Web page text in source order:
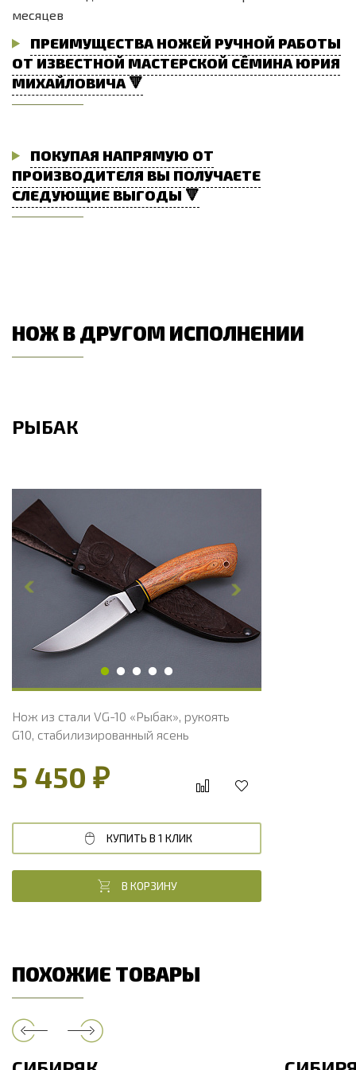
месяцев
ПРЕИМУЩЕСТВА НОЖЕЙ РУЧНОЙ РАБОТЫ
ОТ ИЗВЕСТНОЙ МАСТЕРСКОЙ СЁМИНА ЮРИЯ
МИХАЙЛОВИЧА 🔻
ПОКУПАЯ НАПРЯМУЮ ОТ
ПРОИЗВОДИТЕЛЯ ВЫ ПОЛУЧАЕТЕ
СЛЕДУЮЩИЕ ВЫГОДЫ 🔻
НОЖ В ДРУГОМ ИСПОЛНЕНИИ
РЫБАК
Общая длина, мм
Длина клинка, мм
98
Ширина клинка, мм
25
Толщина обуха, мм
Ширина рукояти, мм
26
Длина рукояти, мм
Толщина рукояти, мм
20
Твердость клинка, HRC
60 - 61 HRC
Нож из стали VG-10 «Рыбак», рукоять
G10, стабилизированный ясень
5 450 ₽
КУПИТЬ В 1 КЛИК
В КОРЗИНУ
ПОХОЖИЕ ТОВАРЫ